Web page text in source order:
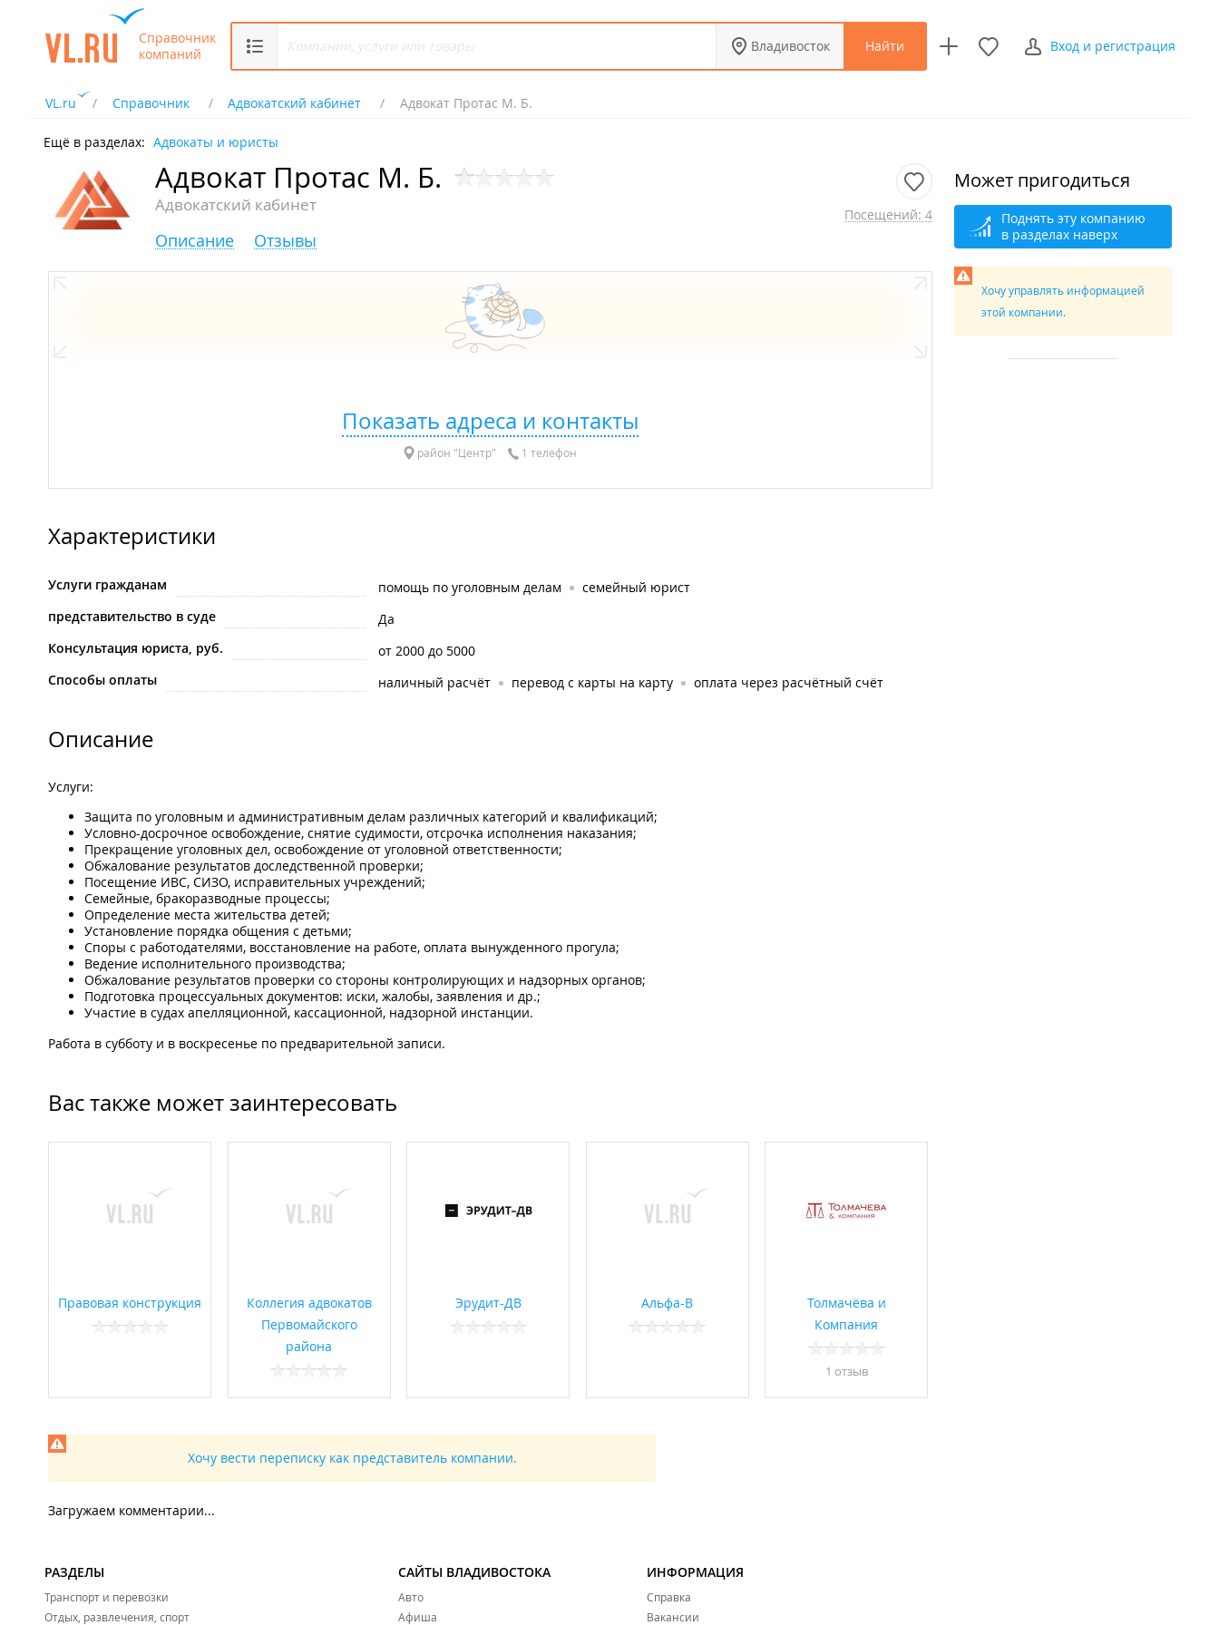
Справочник
компаний
Владивосток Найти Вход и регистрация
VL.ru Справочник Адвокатский кабинет Адвокат Протас М. Б.
Ещё в разделах: Адвокаты и юристы
Адвокат Протас М. Б.
Адвокатский кабинет Посещений: 4
Описание Отзывы
Показать адреса и контакты
район "Центр" 1 телефон
Характеристики
Услуги гражданам помощь по уголовным делам
семейный юрист
представительство в суде
Да
Консультация юриста, руб.
от 2000 до 5000
Способы оплаты
наличный расчёт перевод с карты на карту оплата через расчётный счёт
Описание
Услуги:
Защита по уголовным и административным делам различных категорий и квалификаций;
Условно-досрочное освобождение, снятие судимости, отсрочка исполнения наказания;
Прекращение уголовных дел, освобождение от уголовной ответственности;
Обжалование результатов доследственной проверки;
Посещение ИВС, СИЗО, исправительных учреждений;​
Семейные, бракоразводные процессы;
Определение места жительства детей;
Установление порядка общения с детьми;
Споры с работодателями, восстановление на работе, оплата вынужденного прогула;
Ведение исполнительного производства;
Обжалование результатов проверки со стороны контролирующих и надзорных органов;
Подготовка процессуальных документов: иски, жалобы, заявления и др.;
Участие в судах апелляционной, кассационной, надзорной инстанции.
Работа в субботу и в воскресенье по предварительной записи.
Вас также может заинтересовать
Правовая конструкция
Коллегия адвокатов
Первомайского
района
Эрудит-ДВ Альфа-В
Толмачёва и
Компания
1 отзыв
Хочу вести переписку как представитель компании.
Загружаем комментарии...
Может пригодиться
Поднять эту компанию
в разделах наверх
Хочу управлять информацией
этой компании.
РАЗДЕЛЫ
Транспорт и перевозки
Отдых, развлечения, спорт
САЙТЫ ВЛАДИВОСТОКА
Авто
Афиша
ИНФОРМАЦИЯ
Справка
Вакансии